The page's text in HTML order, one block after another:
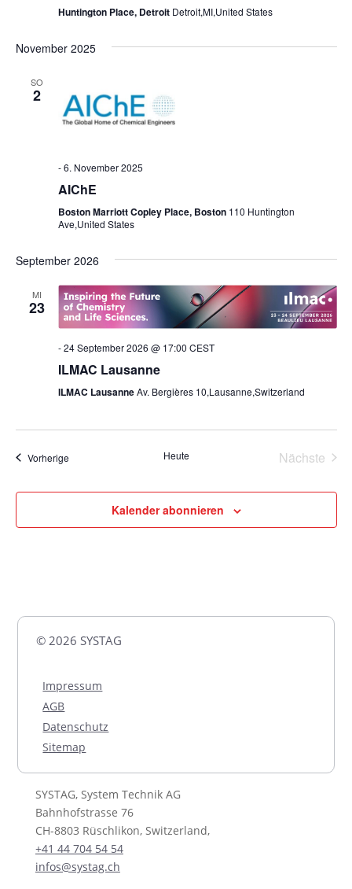
Huntington Place, Detroit Detroit,MI,United States
November 2025
SO
2
-6. November 2025
AIChE
Boston Marriott Copley Place, Boston 110 Huntington
Ave,United States
September 2026
MI
23
-24 September 2026 @ 17:00 CEST
ILMAC Lausanne
ILMAC LausanneAv. Bergières 10,Lausanne,Switzerland
VorherigeVeranstaltungen Heute
Nächste
Kalender abonnieren
© 2026 SYSTAG
Impressum
AGB
Datenschutz
Sitemap
SYSTAG, System Technik AG
Bahnhofstrasse 76
CH-8803 Rüschlikon, Switzerland,
+41 44 704 54 54
infos@systag.ch